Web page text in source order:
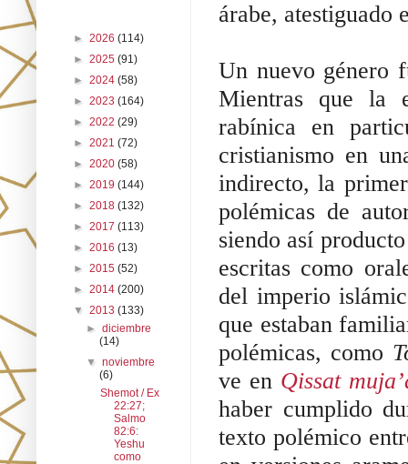
árabe, atestiguado
Un nuevo género
Mientras que la
rabínica en
cristianismo en
indirecto, la
polémicas de
siendo así
escritas como
del imperio
que estaban
polémicas, como
ve en Qissat
haber cumplido
texto polémico
► 2026 (114)
► 2025 (91)
► 2024 (58)
► 2023 (164)
► 2022 (29)
► 2021 (72)
► 2020 (58)
► 2019 (144)
► 2018 (132)
► 2017 (113)
► 2016 (13)
► 2015 (52)
► 2014 (200)
▼ 2013 (133)
►diciembre
(14)
▼noviembre
(6)
Shemot / Ex
22:27;
Salmo
82:6:
Yeshu
como